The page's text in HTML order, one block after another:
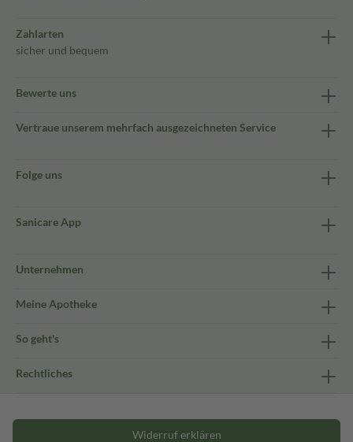
Zahlarten
sicher und bequem
Bewerte uns
Vertraue unserem mehrfach ausgezeichneten Service
Folge uns
Sanicare App
Unternehmen
Meine Apotheke
So geht's
Rechtliches
Widerruf erklären